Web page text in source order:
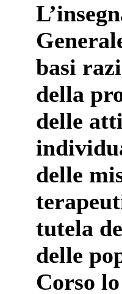
basi
della
delle
delle
tutela
delle
Corso